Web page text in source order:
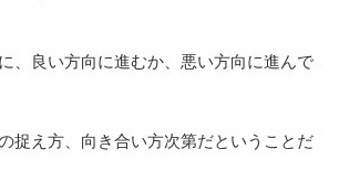
、良い方向に進むか、悪い方向に進んで
捉え方、向き合い方次第だということだ